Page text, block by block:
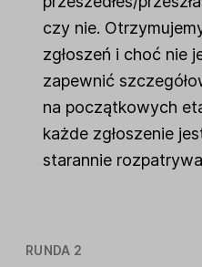
czy nie.
zgłoszeń i choć nie
zapewnić
na początkowych
każde zgłoszenie
starannie
RUNDA 2